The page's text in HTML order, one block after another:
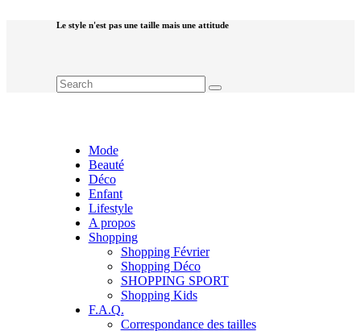
Le style n'est pas une taille mais une attitude
Mode
Beauté
Déco
Enfant
Lifestyle
A propos
Shopping
Shopping Février
Shopping Déco
SHOPPING SPORT
Shopping Kids
F.A.Q.
Correspondance des tailles